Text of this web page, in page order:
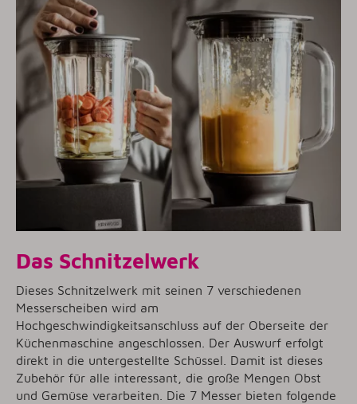
Das Schnitzelwerk
Dieses Schnitzelwerk mit seinen 7 verschiedenen
Messerscheiben wird am
Hochgeschwindigkeitsanschluss auf der Oberseite der
Küchenmaschine angeschlossen. Der Auswurf erfolgt
direkt in die untergestellte Schüssel. Damit ist dieses
Zubehör für alle interessant, die große Mengen Obst
und Gemüse verarbeiten. Die 7 Messer bieten folgende